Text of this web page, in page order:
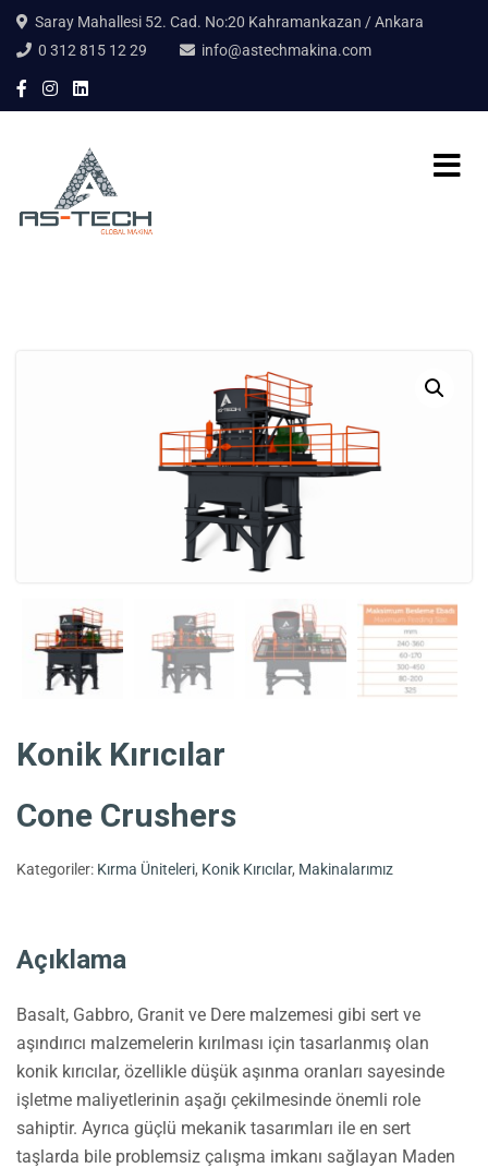
Saray Mahallesi 52. Cad. No:20 Kahramankazan / Ankara
0 312 815 12 29
info@astechmakina.com
Konik Kırıcılar
Cone Crushers
Kategoriler: Kırma Üniteleri, Konik Kırıcılar, Makinalarımız
Açıklama
Basalt, Gabbro, Granit ve Dere malzemesi gibi sert ve
aşındırıcı malzemelerin kırılması için tasarlanmış olan
konik kırıcılar, özellikle düşük aşınma oranları sayesinde
işletme maliyetlerinin aşağı çekilmesinde önemli role
sahiptir. Ayrıca güçlü mekanik tasarımları ile en sert
taşlarda bile problemsiz çalışma imkanı sağlayan Maden